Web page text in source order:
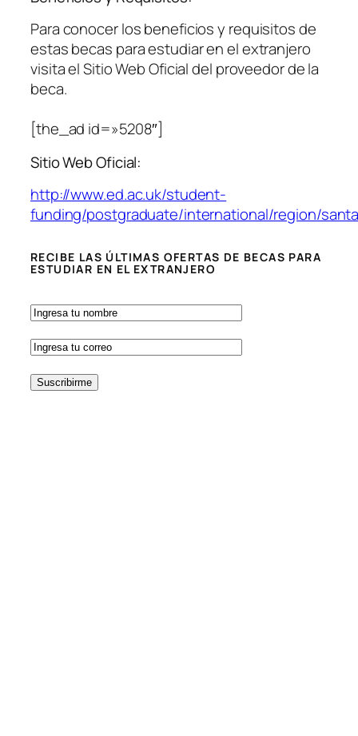
Para conocer los beneficios y requisitos de
estas becas para estudiar en el extranjero
visita el Sitio Web Oficial del proveedor de la
beca.
[the_ad id=»5208″]
Sitio Web Oficial:
http://www.ed.ac.uk/student-
funding/postgraduate/international/region/
RECIBE LAS ÚLTIMAS OFERTAS DE BECAS PARA
ESTUDIAR EN EL EXTRANJERO